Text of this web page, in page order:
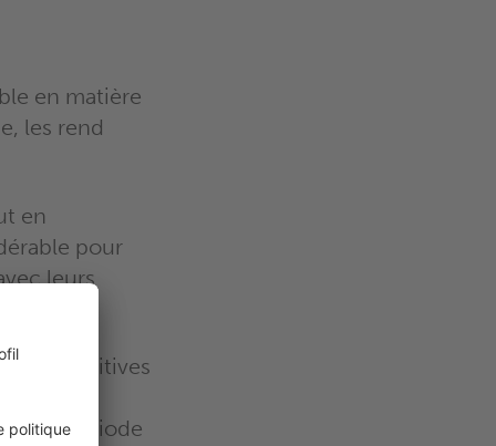
en matière
les rend
en
pour
leurs
auditives
période